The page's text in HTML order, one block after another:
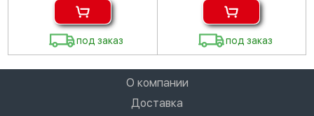
под заказ под заказ
О компании
Доставка